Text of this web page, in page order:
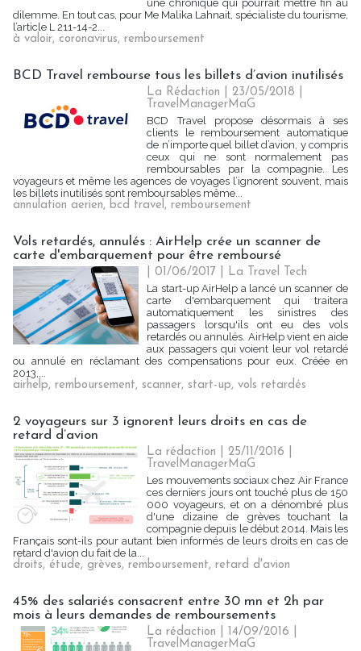
une chronique qui pourrait mettre fin au
dilemme. En tout cas, pour Me Malika Lahnait, spécialiste du tourisme,
l’article L 211-14-2...
à valoir, coronavirus, remboursement
BCD Travel rembourse tous les billets d’avion inutilisés
La Rédaction | 23/05/2018
TravelManagerMaG
BCD Travel propose désormais à ses
clients le remboursement automatique
de n’importe quel billet d’avion, y compris
ceux qui ne sont normalement pas
remboursables par la compagnie. Les
voyageurs et même les agences de voyages l’ignorent souvent, mais
les billets inutilisés sont remboursables même...
annulation aerien, bcd travel, remboursement
Vols retardés, annulés : AirHelp crée un scanner de
carte d'embarquement pour être remboursé
| 01/06/2017
La Travel Tech
La start-up AirHelp a lancé un scanner de
carte d'embarquement qui traitera
automatiquement les sinistres des
passagers lorsqu'ils ont eu des vols
retardés ou annulés. AirHelp vient en aide
aux passagers qui voient leur vol retardé
ou annulé en réclamant des compensations pour eux. Créée en
2013,...
airhelp, remboursement, scanner, start-up, vols retardés
2 voyageurs sur 3 ignorent leurs droits en cas de
retard d’avion
La rédaction | 25/11/2016
TravelManagerMaG
Les mouvements sociaux chez Air France
ces derniers jours ont touché plus de 150
000 voyageurs, et on a dénombré plus
d'une dizaine de grèves touchant la
compagnie depuis le début 2014. Mais les
Français sont-ils pour autant bien informés de leurs droits en cas de
retard d'avion du fait de la...
droits, étude, grèves, remboursement, retard d'avion
45% des salariés consacrent entre 30 mn et 2h par
mois à leurs demandes de remboursements
La rédaction | 14/09/2016
TravelManagerMaG